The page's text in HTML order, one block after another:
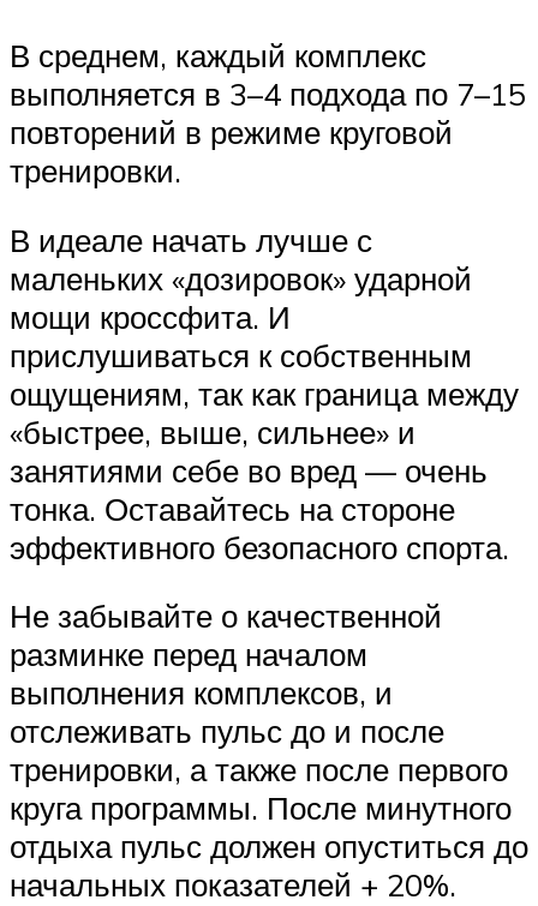
В среднем, каждый комплекс
выполняется в 3–4 подхода по 7–15
повторений в режиме круговой
тренировки.
В идеале начать лучше с
маленьких «дозировок» ударной
мощи кроссфита. И
прислушиваться к собственным
ощущениям, так как граница между
«быстрее, выше, сильнее» и
занятиями себе во вред — очень
тонка. Оставайтесь на стороне
эффективного безопасного спорта.
Не забывайте о качественной
разминке перед началом
выполнения комплексов, и
отслеживать пульс до и после
тренировки, а также после первого
круга программы. После минутного
отдыха пульс должен опуститься до
начальных показателей + 20%.